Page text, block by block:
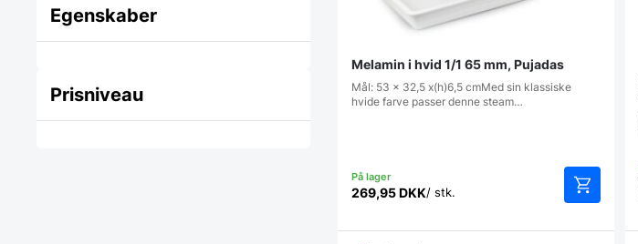
Egenskaber
Prisniveau
Melamin i hvid 1/1 65 mm, Pujadas
Mål: 53 x 32,5 x(h)6,5 cmMed sin klassiske
hvide farve passer denne steam…
269,95DKK/ stk.